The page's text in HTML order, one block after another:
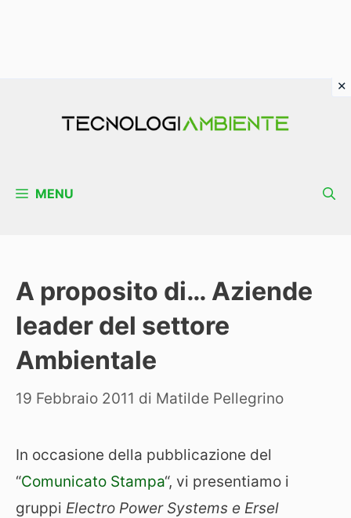
MENU
A proposito di… Aziende
leader del settore
Ambientale
19 Febbraio 2011 di Matilde Pellegrino
In occasione della pubblicazione del
“Comunicato Stampa“, vi presentiamo i
gruppi Electro Power Systems e Ersel